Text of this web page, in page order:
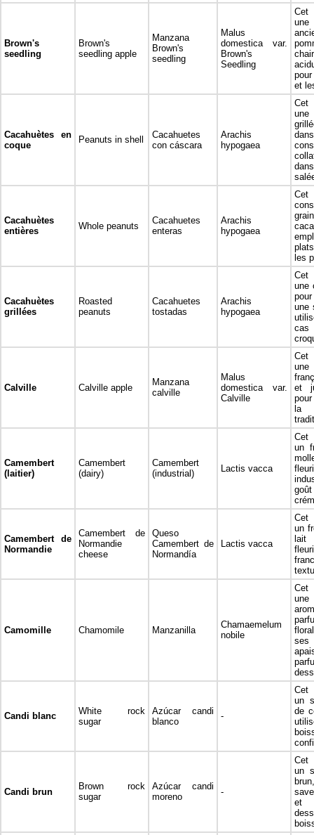
Brown's
seedling
Brown's
seedling apple
Manzana
Brown's
seedling
Malus
domestica var.
Brown's
Seedling
Cet
et
Cacahuètes en
coque
Peanuts in shell
Cacahuetes
con cáscara
Arachis
hypogaea
Cet
Cacahuètes
entières
Whole peanuts
Cacahuetes
enteras
Arachis
hypogaea
Cet
les
Cacahuètes
grillées
Roasted
peanuts
Cacahuetes
tostadas
Arachis
hypogaea
Cet
une
une
cas
Calville Calville apple
Manzana
calville
Malus
domestica var.
Calville
Cet
et
la
Camembert
(laitier)
Camembert
(dairy)
Camembert
(industrial)
Lactis vacca
Cet
un
Camembert de
Normandie
Camembert de
Normandie
cheese
Queso
Camembert de
Normandía
Lactis vacca
Cet
un
lait
Camomille Chamomile Manzanilla
Chamaemelum
nobile
Cet
Candi blanc
White rock
sugar
Azúcar candi
blanco
-
Cet
un
de
Candi brun
Brown rock
sugar
Azúcar candi
moreno
-
Cet
un
et